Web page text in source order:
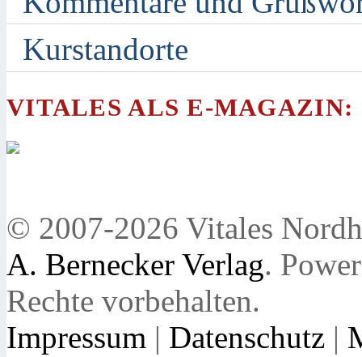
Kurstandorte
VITALES ALS E-MAGAZIN:
© 2007-2026 Vitales
A. Bernecker Verlag.
Rechte vorbehalten.
Impressum | Datenschutz |